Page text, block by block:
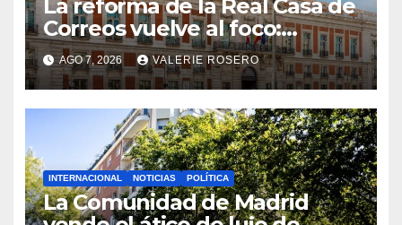
La reforma de la Real Casa de
Correos vuelve al foco:
adjudican el diseño por
59.377 euros
AGO 7, 2026 VALERIE ROSERO
INTERNACIONAL NOTICIAS POLÍTICA
La Comunidad de Madrid